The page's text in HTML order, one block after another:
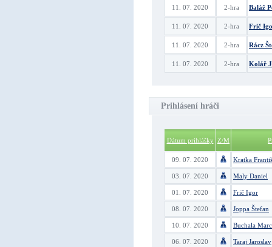
11. 07. 2020 2-hra Baláž
11. 07. 2020 2-hra Frič
11. 07. 2020 2-hra Rácz
11. 07. 2020 2-hra Kolář
Prihlásení hráči
Dátum prihlášky Z/M
09. 07. 2020 Kratka
03. 07. 2020 Maly Daniel
01. 07. 2020 Frič Igor
08. 07. 2020 Joppa Štefan
10. 07. 2020 Buchala
06. 07. 2020 Taraj Jaroslav